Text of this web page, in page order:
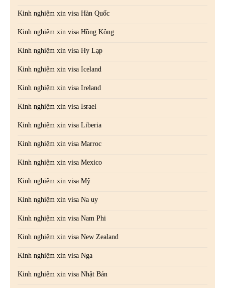
Kinh nghiệm xin visa Hàn Quốc
Kinh nghiệm xin visa Hồng Kông
Kinh nghiệm xin visa Hy Lạp
Kinh nghiệm xin visa Iceland
Kinh nghiệm xin visa Ireland
Kinh nghiệm xin visa Israel
Kinh nghiệm xin visa Liberia
Kinh nghiệm xin visa Marroc
Kinh nghiệm xin visa Mexico
Kinh nghiệm xin visa Mỹ
Kinh nghiệm xin visa Na uy
Kinh nghiệm xin visa Nam Phi
Kinh nghiệm xin visa New Zealand
Kinh nghiệm xin visa Nga
Kinh nghiệm xin visa Nhật Bản